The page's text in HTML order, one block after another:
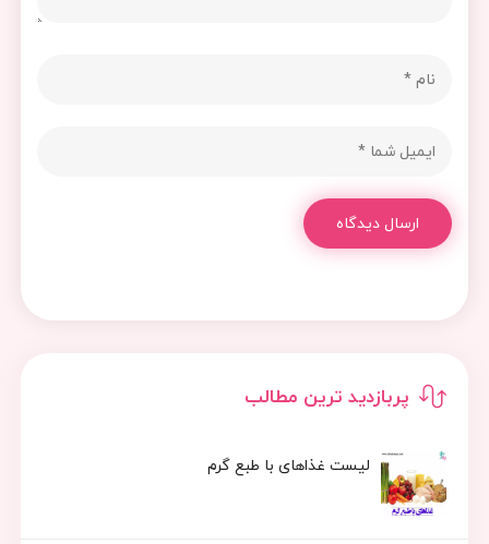
پربازدید ترین مطالب
لیست غذاهای با طبع گرم
ارسال دیدگاه